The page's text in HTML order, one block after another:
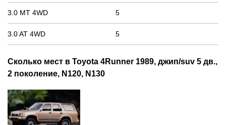
3.0 MT 4WD 5
3.0 AT 4WD 5
Сколько мест в Toyota 4Runner 1989, джип/suv 5 дв.,
2 поколение, N120, N130